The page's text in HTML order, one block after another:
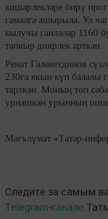
кишәрлекләре бирү
гамәлгә ашырыла. Ул
кылучы гаиләләр 1160
тапкыр диярлек арткан.
Ренат Галәветдинов
230га якын күп балалы
тарткан. Моның төп
урнашкан урынның
Мәгълүмат «Татар-
Следите за самым
Telegram-канале